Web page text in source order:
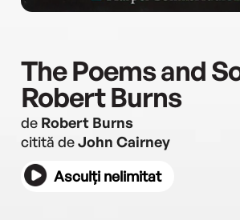
The Poems and
Robert Burns
de Robert Burns
citită deJohn Cairney
Asculți nelimitat